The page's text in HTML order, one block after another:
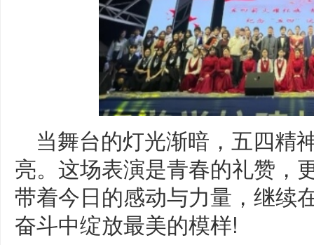
当舞台的灯光渐暗，五四精
亮。这场表演是青春的礼赞，
带着今日的感动与力量，继续
奋斗中绽放最美的模样!